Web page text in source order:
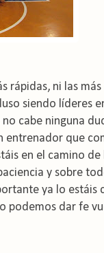
rápidas, ni las
siendo líderes
cabe ninguna
entrenador que
en el camino
y sobre
ya lo estáis
podemos dar fe